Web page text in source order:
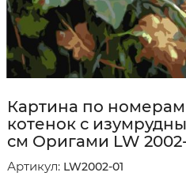
Картина по
котенок с
см Оригами LW 2002-
Артикул: LW2002-01